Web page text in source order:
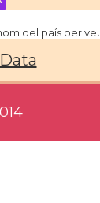
del país per
Data